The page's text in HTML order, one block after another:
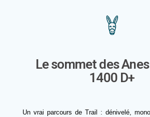
Le sommet des
1400 D+
Un vrai parcours de Trail : dénivelé,